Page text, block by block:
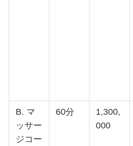
B. マ
ッサー
ジコー
60分
1,300,
000